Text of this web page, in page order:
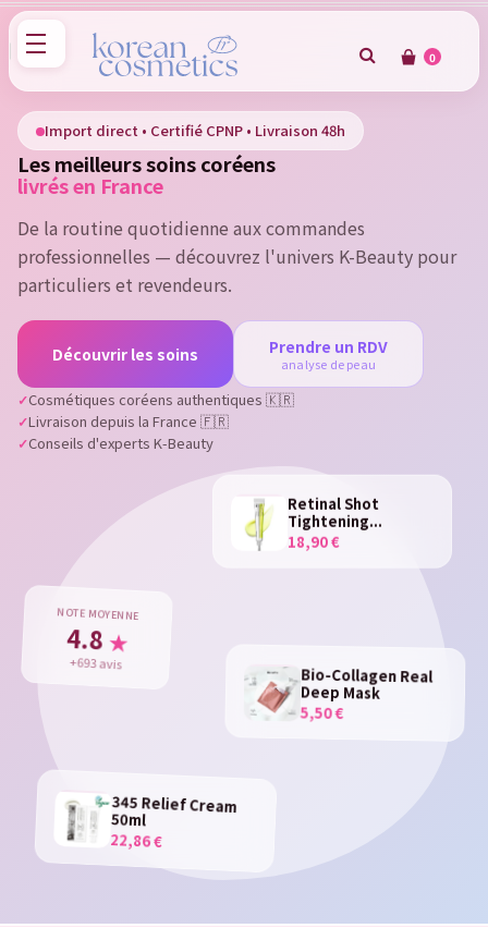
0
Import direct • Certifié CPNP • Livraison 48h
Les meilleurs soins coréens
livrés en France
De la routine quotidienne aux commandes
professionnelles — découvrez l'univers K-Beauty pour
particuliers et revendeurs.
Découvrir les soins Prendre un RDV
analyse de peau
Cosmétiques coréens authentiques 🇰🇷
Livraison depuis la France 🇫🇷
Conseils d'experts K-Beauty
Retinal Shot
Tightening...
18,90 €
345 Relief Cream
50ml
22,86 €
Bio-Collagen Real
Deep Mask
5,50 €
NOTE MOYENNE
4.8 ★
+693 avis
Sign in
You need to be logged in to save products in your wish
list.
Cancel